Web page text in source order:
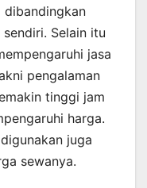
dibandingkan
Selain itu
jasa
pengalaman
tinggi jam
harga.
juga
sewanya.